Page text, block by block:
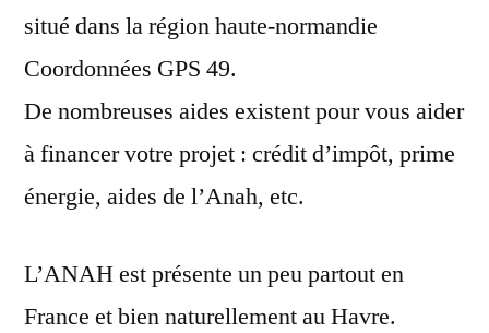
situé dans la région haute-normandie
Coordonnées GPS 49.
De nombreuses aides existent pour vous aider
à financer votre projet : crédit d’impôt, prime
énergie, aides de l’Anah, etc.
L’ANAH est présente un peu partout en
France et bien naturellement au Havre.